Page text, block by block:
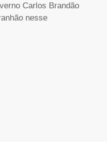
Carlos Brandão
nesse